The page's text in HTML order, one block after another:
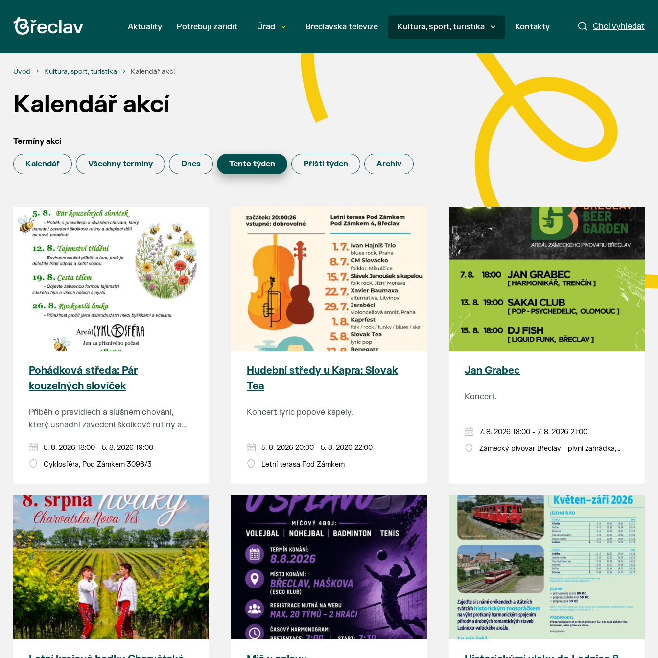
Chci vyhledat
Aktuality Potřebuji zařídit Úřad Břeclavská televize Kultura, sport, turistika Kontakty
Úvod Kultura, sport, turistika Kalendář akcí
Kalendář akcí
Termíny akcí
Kalendář Všechny termíny Dnes Tento týden Příští týden Archiv
Pohádková středa: Pár
kouzelných slovíček
Příběh o pravidlech a slušném chování,
který usnadní zavedení školkové rutiny a
Hraje se jen za příznivého počasí.
Vstupné dobrovolné.
5. 8. 2026 18:00 - 5. 8. 2026 19:00
Cyklosféra, Pod Zámkem 3096/3
Hudební středy u Kapra: Slovak
Tea
Koncert lyric popové kapely.
5. 8. 2026 20:00 - 5. 8. 2026 22:00
Letní terasa Pod Zámkem
Jan Grabec
Koncert.
7. 8. 2026 18:00 - 7. 8. 2026 21:00
Zámecký pivovar Břeclav - pivní zahrádka,